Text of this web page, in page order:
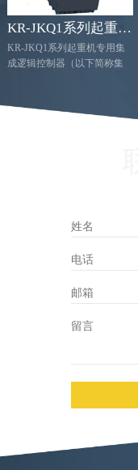
KR-JKQ1系列起重机专用集成逻辑控制
KR-JKQ1系列起重机专用集
成逻辑控制器（以下简称集
制器，用来代替PLC及继电器